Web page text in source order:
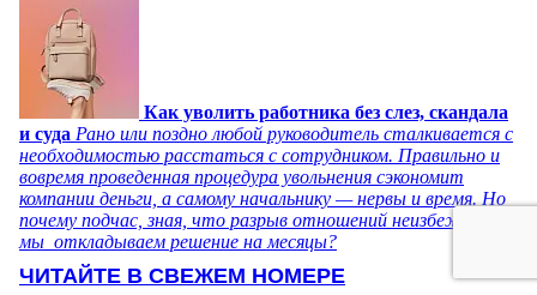
Как уволить работника без слез, скандала
и суда Рано или поздно любой руководитель сталкивается с
необходимостью расстаться с сотрудником. Правильно и
вовремя проведенная процедура увольнения сэкономит
компании деньги, а самому начальнику — нервы и время. Но
почему подчас, зная, что разрыв отношений неизбежен,
мы откладываем решение на месяцы?
ЧИТАЙТЕ В СВЕЖЕМ НОМЕРЕ